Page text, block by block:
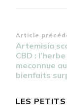
Article
Artemisia
CBD : l’herbe
meconnue
bienfaits
LES PETITS